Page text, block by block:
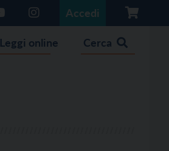
Accedi
Leggi online Cerca